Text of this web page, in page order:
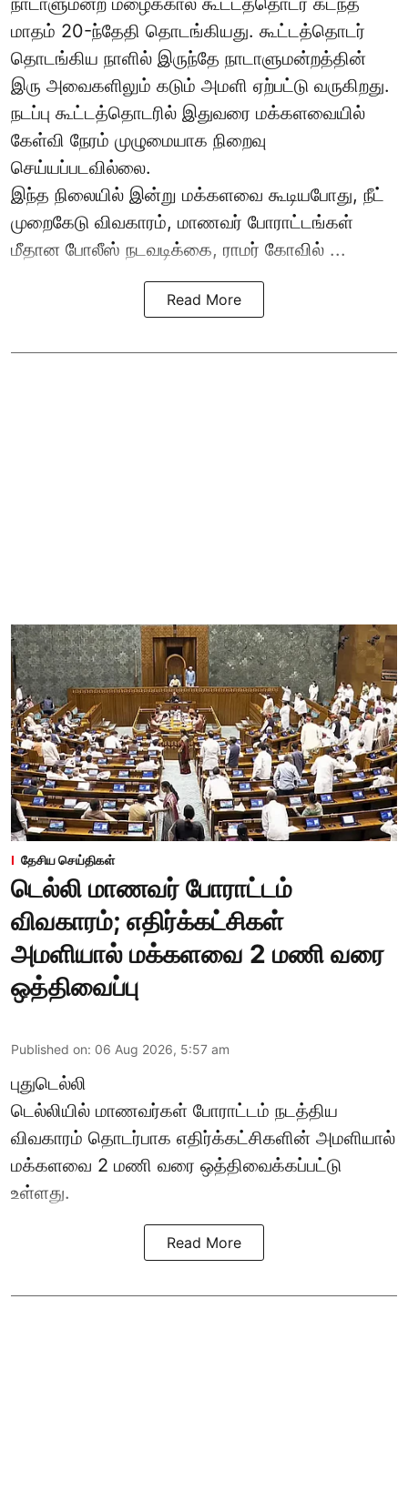
மாதம் 20-ந்தேதி தொடங்கியது. கூட்டத்தொடர்
தொடங்கிய நாளில் இருந்தே நாடாளுமன்றத்தின்
இரு அவைகளிலும் கடும் அமளி ஏற்பட்டு வருகிறது.
நடப்பு கூட்டத்தொடரில் இதுவரை மக்களவையில்
கேள்வி நேரம் முழுமையாக நிறைவு
செய்யப்படவில்லை.
இந்த நிலையில் இன்று மக்களவை கூடியபோது, நீட்
முறைகேடு விவகாரம், மாணவர் போராட்டங்கள்
மீதான போலீஸ் நடவடிக்கை, ராமர் கோவில் ...
Read More
தேசிய செய்திகள்
டெல்லி மாணவர் போராட்டம்
விவகாரம்; எதிர்க்கட்சிகள்
அமளியால் மக்களவை 2 மணி வரை
ஒத்திவைப்பு
Published on: 06 Aug 2026, 5:57 am
புதுடெல்லி
டெல்லியில் மாணவர்கள் போராட்டம் நடத்திய
விவகாரம் தொடர்பாக எதிர்க்கட்சிகளின் அமளியால்
மக்களவை 2 மணி வரை ஒத்திவைக்கப்பட்டு
உள்ளது.
Read More